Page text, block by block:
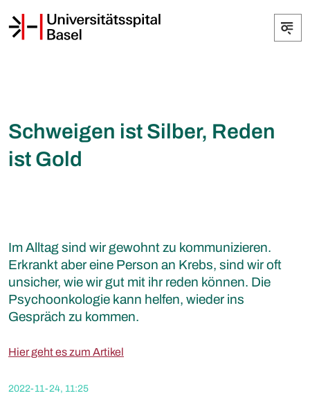
Schweigen ist Silber, Reden
ist Gold
Im Alltag sind wir gewohnt zu kommunizieren.
Erkrankt aber eine Person an Krebs, sind wir oft
unsicher, wie wir gut mit ihr reden können. Die
Psychoonkologie kann helfen, wieder ins
Gespräch zu kommen.
Hier geht es zum Artikel
2022-11-24, 11:25